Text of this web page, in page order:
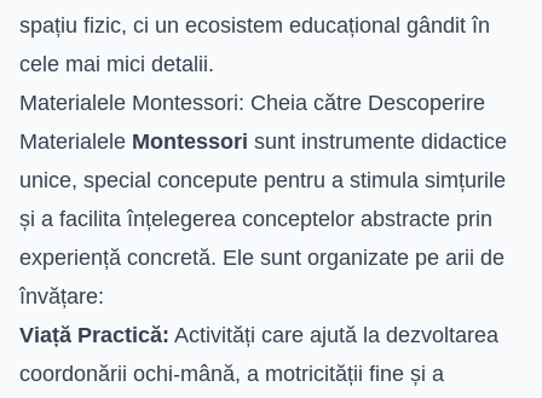
spațiu fizic, ci un ecosistem educațional gândit în
cele mai mici detalii.
Materialele Montessori: Cheia către Descoperire
Materialele Montessori sunt instrumente didactice
unice, special concepute pentru a stimula simțurile
și a facilita înțelegerea conceptelor abstracte prin
experiență concretă. Ele sunt organizate pe arii de
învățare:
Viață Practică: Activități care ajută la dezvoltarea
coordonării ochi-mână, a motricității fine și a